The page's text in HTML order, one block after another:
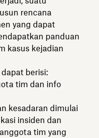
rencana
yang dapat
panduan
kasus kejadian
berisi:
tim dan info
kesadaran dimulai
insiden dan
tim yang